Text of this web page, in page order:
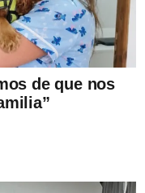
de que nos